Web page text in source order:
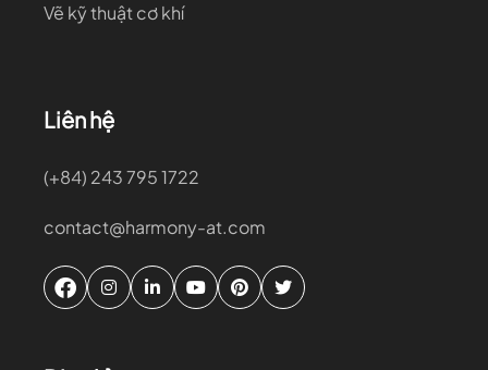
Vẽ kỹ thuật cơ khí
Liên hệ
(+84) 243 795 1722
contact@harmony-at.com